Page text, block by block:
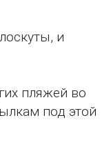
и
пляжей во
под этой